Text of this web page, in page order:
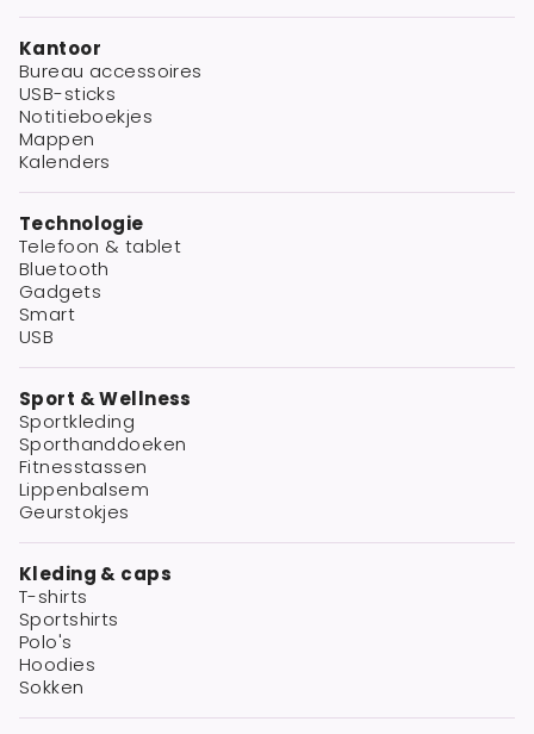
Kantoor
Bureau accessoires
USB-sticks
Notitieboekjes
Mappen
Kalenders
Technologie
Telefoon & tablet
Bluetooth
Gadgets
Smart
USB
Sport & Wellness
Sportkleding
Sporthanddoeken
Fitnesstassen
Lippenbalsem
Geurstokjes
Kleding & caps
T-shirts
Sportshirts
Polo's
Hoodies
Sokken